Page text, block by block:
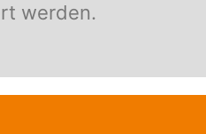
werden.